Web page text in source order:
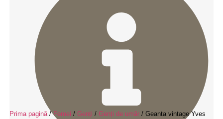
Prima pagină/Femei /Genți /Genți de umăr / Geanta vintage Yves